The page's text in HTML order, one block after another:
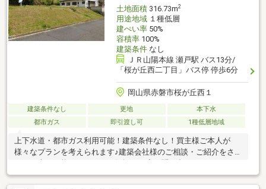
土地面積316.73m2
用途地域１種低層
建ぺい率50%
容積率100%
建築条件なし
ＪＲ山陽本線 瀬戸駅 バス13分/
「桜が丘西二丁目」バス停 停歩6分
岡山県赤磐市桜が丘西１
建築条件なし 更地
本下水
都市ガス
即引渡し可 1種低層地域
上下水道・都市ガス利用可能！建築条件なし！買主様ご本人が
様々なプランを考えられます♪建築会社様のご相談・ご紹介をさせ